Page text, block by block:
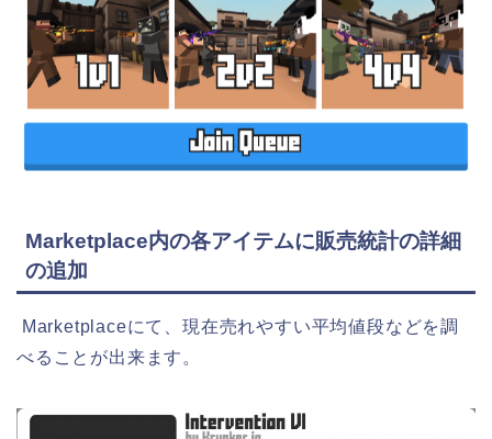
Marketplace内の各アイテムに販売統計の詳細
の追加
Marketplaceにて、現在売れやすい平均値段などを調
べることが出来ます。